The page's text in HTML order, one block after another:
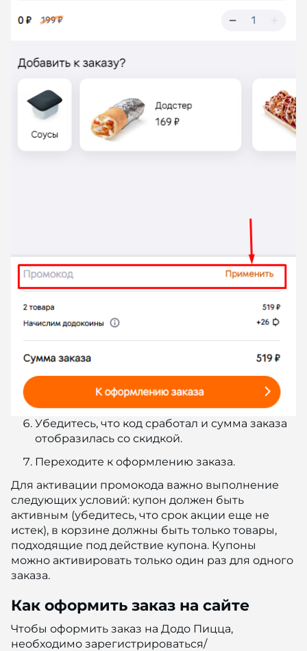
Убедитесь, что код сработал и сумма заказа
отобразилась со скидкой.
Переходите к оформлению заказа.
Для активации промокода важно выполнение
следующих условий: купон должен быть
активным (убедитесь, что срок акции еще не
истек), в корзине должны быть только товары,
подходящие под действие купона. Купоны
можно активировать только один раз для одного
заказа.
Как оформить заказ на сайте
Чтобы оформить заказ на Додо Пицца,
необходимо зарегистрироваться/